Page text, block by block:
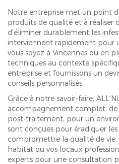
Notre entreprise met un point
produits de qualité et à réaliser
d'éliminer durablement les
interviennent rapidement
vous soyez à Vincennes ou en
techniques au contexte
entreprise et fournissons un
conseils personnalisés.
Grâce à notre savoir-faire,
accompagnement complet, de
post-traitement, pour un
sont conçues pour éradiquer les
compromettre la qualité de vie,
habitat ou vos locaux
experts pour une consultation